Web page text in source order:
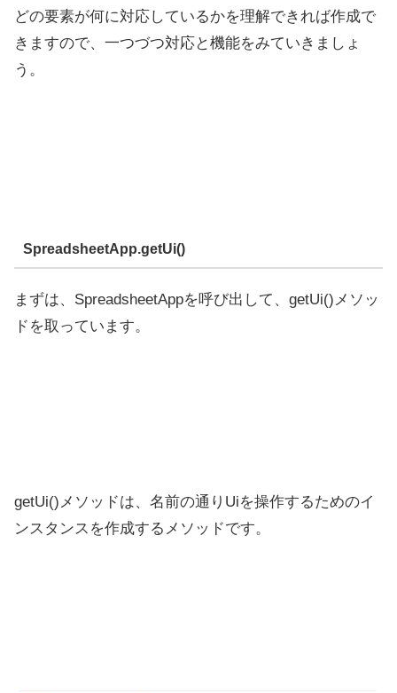
どの要素が何に対応しているかを理解できれば作成で
きますので、一つづつ対応と機能をみていきましょ
う。
SpreadsheetApp.getUi()
まずは、SpreadsheetAppを呼び出して、getUi()メソッ
ドを取っています。
getUi()メソッドは、名前の通りUiを操作するためのイ
ンスタンスを作成するメソッドです。